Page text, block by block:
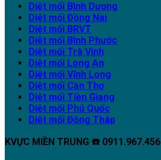
Diệt mối Bình Dương
Diệt mối Đồng Nai
Diệt mối BRVT
Diệt mối Bình Phước
Diệt mối Trà Vinh
Diệt mối Long An
Diệt mối Vĩnh Long
Diệt mối Cần Thơ
Diệt mối Tiền Giang
Diệt mối Phú Quốc
Diệt mối Đồng Tháp
KVỰC MIỀN TRUNG ☎️ 0911.967.456